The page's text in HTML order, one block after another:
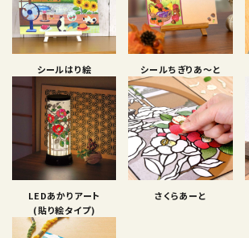
シールはり絵 シールちぎりあ〜と
LEDあかりアート
(貼り絵タイプ)
さくらあーと